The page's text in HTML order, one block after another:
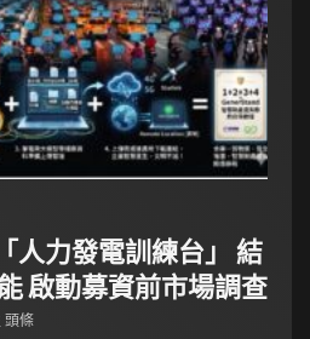
人力發電訓練台」 結
啟動募資前市場調查
頭條